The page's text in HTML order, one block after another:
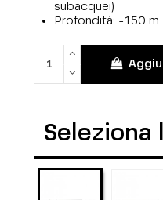
subacquei)
Profondità: -150 m
Seleziona